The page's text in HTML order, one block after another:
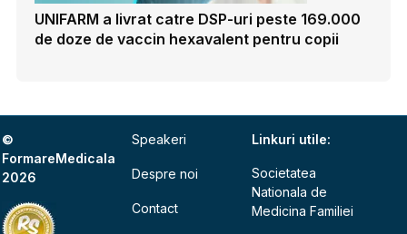
UNIFARM a livrat catre DSP-uri peste 169.000
de doze de vaccin hexavalent pentru copii
©
FormareMedicala
2026
Speakeri
Despre noi
Contact
Linkuri utile:
Societatea
Nationala de
Medicina Familiei